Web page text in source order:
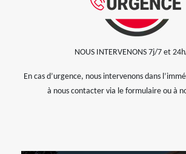
NOUS INTERVENONS 7j/7 et
En cas d’urgence, nous intervenons dans
à nous contacter via le formulaire ou à